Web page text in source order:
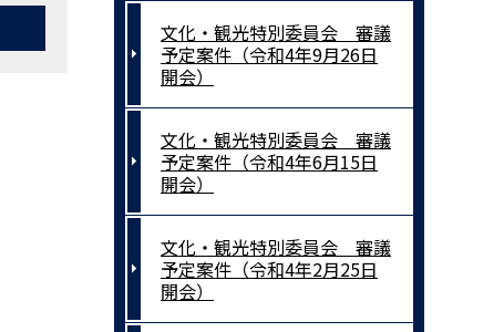
文化・観光特別委員会 審議
予定案件（令和4年9月26日
開会）
文化・観光特別委員会 審議
予定案件（令和4年6月15日
開会）
文化・観光特別委員会 審議
予定案件（令和4年2月25日
開会）